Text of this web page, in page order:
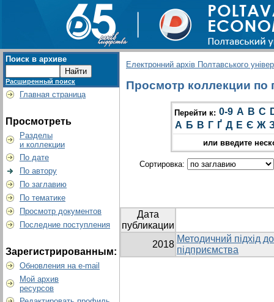
Поиск в архиве
Расширенный поиск
Главная страница
Просмотреть
Разделы
и коллекции
По дате
По автору
По заглавию
По тематике
Просмотр документов
Последние поступления
Зарегистрированным:
Обновления на e-mail
Мой архив
ресурсов
Електронний архів Полтавського
Просмотр коллекции по
Перейти к: 0-9 A B C
А Б В Г Ґ Д Е Є Ж
или введите
Сортировка:
Дата
публикации
2018
Методичний підхід
підприємства